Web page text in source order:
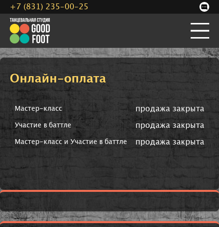
Онлайн-оплата
Мастер-класс продажа закрыта
Участие в баттле продажа закрыта
Мастер-класс и Участие в баттле продажа закрыта
+7 (831) 235-00-25